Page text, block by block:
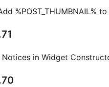
%POST_THUMBNAIL%
Notices in Widget